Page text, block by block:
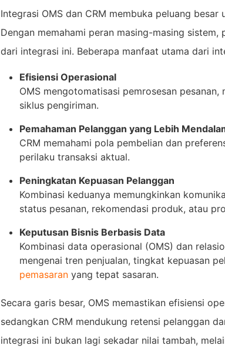
Integrasi OMS dan CRM membuka peluang
Dengan memahami peran masing-masing
dari integrasi ini. Beberapa manfaat utama dari
Efisiensi Operasional
OMS mengotomatisasi pemrosesan
siklus pengiriman.
Pemahaman Pelanggan yang Lebih
CRM memahami pola pembelian dan
perilaku transaksi aktual.
Peningkatan Kepuasan Pelanggan
Kombinasi keduanya memungkinkan
status pesanan, rekomendasi produk, atau
Keputusan Bisnis Berbasis Data
Kombinasi data operasional (OMS) dan
mengenai tren penjualan, tingkat kepuasan
pemasaran yang tepat sasaran.
Secara garis besar, OMS memastikan efisiensi
sedangkan CRM mendukung retensi pelanggan
integrasi ini bukan lagi sekadar nilai tambah,